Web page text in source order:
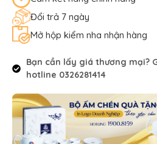
Đổi trả 7 ngày
Mở hộp kiểm nha nhận hàng
Bạn cần lấy giá thương mại?
hotline 0326281414